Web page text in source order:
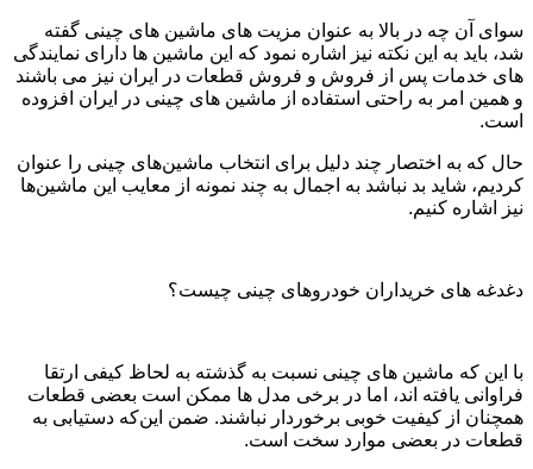
سوای آن ‌چه در بالا به عنوان مزیت‌ های ماشین ‌های چینی گفته
شد، باید به این نکته نیز اشاره نمود که این ماشین‌ ها دارای نمایندگی‌
های خدمات پس از فروش و فروش قطعات در ایران نیز می ‌باشند
و همین امر به راحتی استفاده از ماشین‌ های چینی در ایران افزوده
است.
حال که به اختصار چند دلیل برای انتخاب ماشین‌های چینی را عنوان
کردیم، شاید بد نباشد به اجمال به چند نمونه از معایب این ماشین‌ها
نیز اشاره‌ کنیم.
دغدغه های خریداران خودروهای چینی چیست؟
با این‌ که ماشین ‌های چینی نسبت به گذشته به لحاظ کیفی ارتقا
فراوانی یافته‌ اند، اما در برخی مدل‌ ها ممکن است بعضی قطعات
همچنان از کیفیت خوبی برخوردار نباشند. ضمن این‌که دستیابی به
قطعات در بعضی موارد سخت است.